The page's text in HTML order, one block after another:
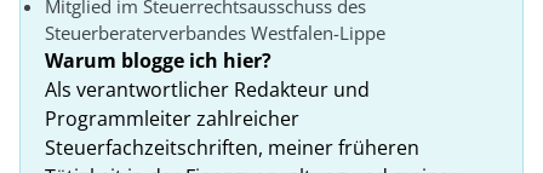
Mitglied im Steuerrechtsausschuss des
Steuerberaterverbandes Westfalen-Lippe
Warum blogge ich hier?
Als verantwortlicher Redakteur und
Programmleiter zahlreicher
Steuerfachzeitschriften, meiner früheren